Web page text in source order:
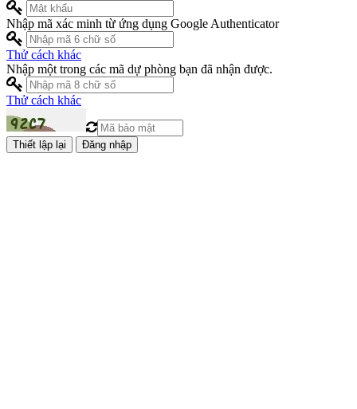
Nhập mã xác minh từ ứng dụng Google Authenticator
Thử cách khác
Nhập một trong các mã dự phòng bạn đã nhận được.
Thử cách khác
Đăng nhập